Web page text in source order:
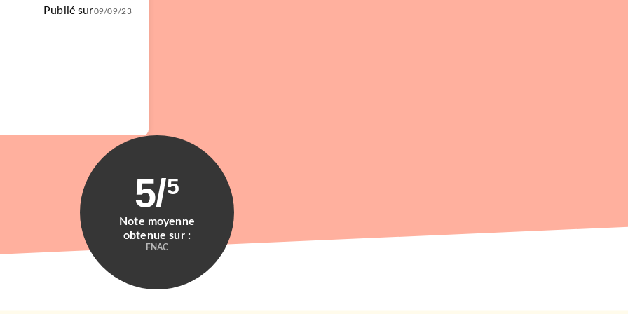
Publié sur09/09/23
5/5
Note moyenne
obtenue sur :
FNAC